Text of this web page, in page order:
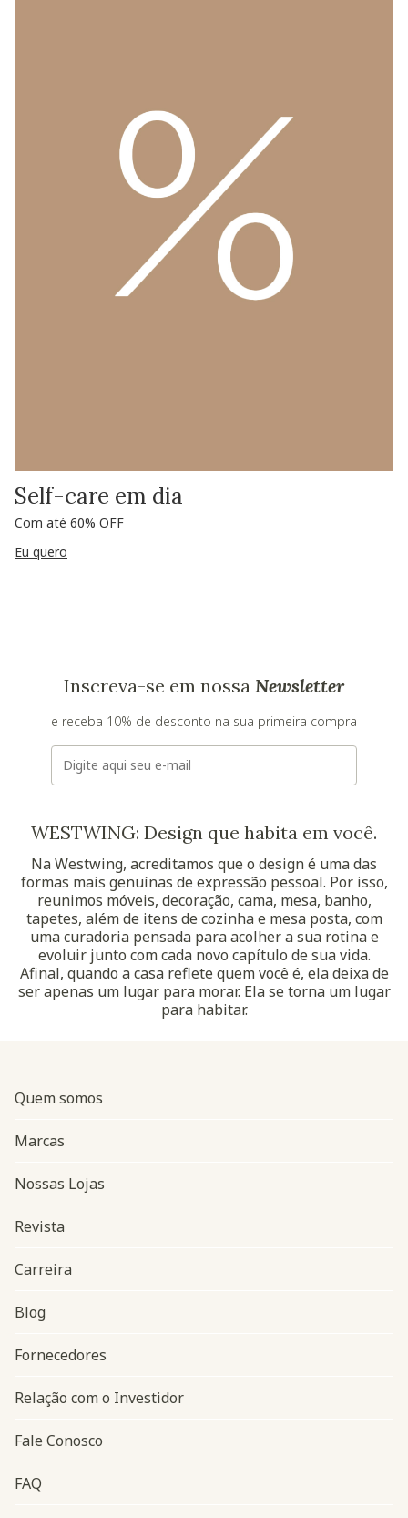
Self-care em dia
Com até 60% OFF
Eu quero
Inscreva-se em nossa Newsletter
e receba 10% de desconto na sua primeira compra
E-mail
WESTWING: Design que habita em você.
Na Westwing, acreditamos que o design é uma das
formas mais genuínas de expressão pessoal. Por isso,
reunimos móveis, decoração, cama, mesa, banho,
tapetes, além de itens de cozinha e mesa posta, com
uma curadoria pensada para acolher a sua rotina e
evoluir junto com cada novo capítulo de sua vida.
Afinal, quando a casa reflete quem você é, ela deixa de
ser apenas um lugar para morar. Ela se torna um lugar
para habitar.
Navegação do rodapé
Quem somos
Marcas
Nossas Lojas
Revista
Carreira
Blog
Fornecedores
Relação com o Investidor
Fale Conosco
FAQ